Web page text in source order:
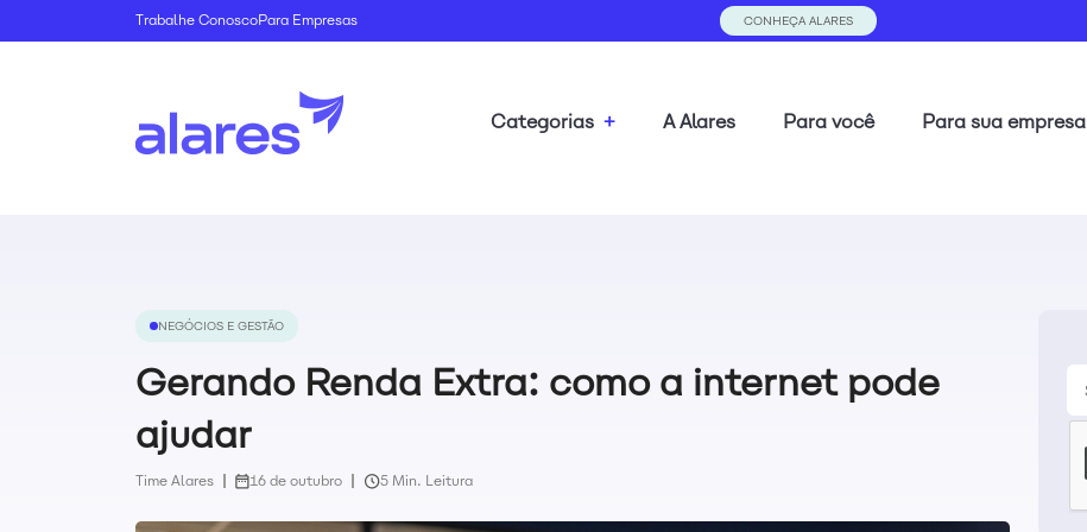
Trabalhe ConoscoPara Empresas CONHEÇA ALARES
Categorias + A Alares Para você Para sua empresa
NEGÓCIOS E GESTÃO
Gerando Renda Extra: como a internet pode
ajudar
Time Alares 16 de outubro 5 Min. Leitura